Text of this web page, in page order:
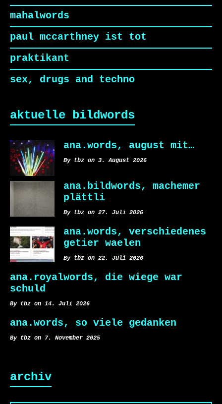
mahalwords
paul mccarthney ist tot
praktikant
sex, drugs and techno
aktuelle bildwords
ana.words, august mit…
By tbz on 3. August 2026
ana.bildwords, machemer
plättli
By tbz on 27. Juli 2026
ana.words, verschiedenes
getier waelen
By tbz on 22. Juli 2026
ana.royalwords, die wiege war
schuld
By tbz on 14. Juli 2026
ana.words, so viele gedanken
By tbz on 7. November 2025
archiv